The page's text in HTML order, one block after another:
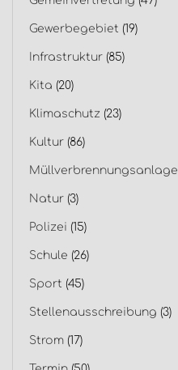
Gewerbegebiet (19)
Infrastruktur (85)
Kita (20)
Klimaschutz (23)
Kultur (86)
Müllverbrennungsanlage
Natur (3)
Polizei (15)
Schule (26)
Sport (45)
Stellenausschreibung (3)
Strom (17)